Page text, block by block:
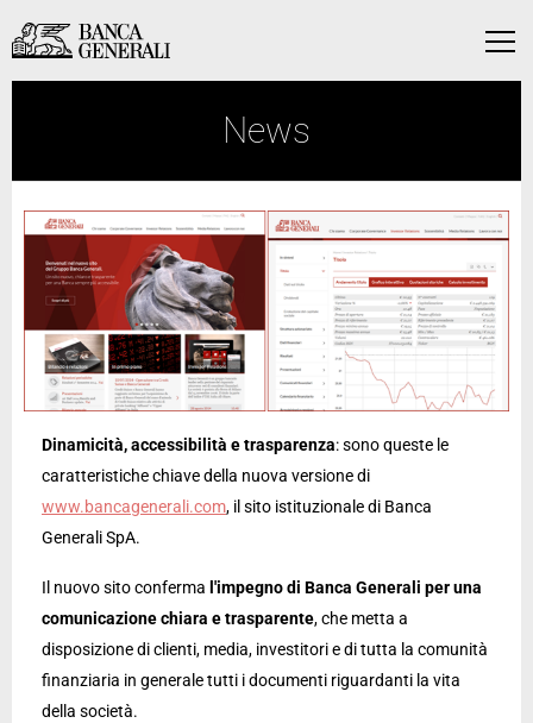
Vai al contenuto principale
Menu
Vai al contenuto principale
News
Dinamicità, accessibilità e trasparenza: sono queste le
caratteristiche chiave della nuova versione di
www.bancagenerali.com, il sito istituzionale di Banca
Generali SpA.
Il nuovo sito conferma l'impegno di Banca Generali per una
comunicazione chiara e trasparente, che metta a
disposizione di clienti, media, investitori e di tutta la comunità
finanziaria in generale tutti i documenti riguardanti la vita
della società.